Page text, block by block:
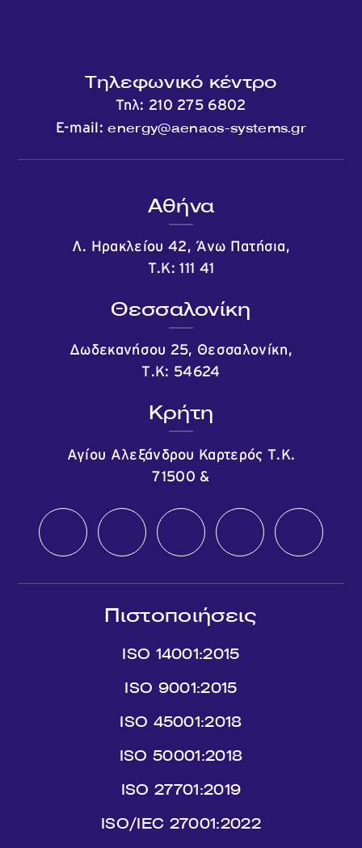
Τηλεφωνικό κέντρο
Τηλ: 210 275 6802
E-mail:energy@aenaos-systems.gr
Αθήνα
Λ. Ηρακλείου 42, Άνω Πατήσια,
Τ.Κ: 111 41
Θεσσαλονίκη
Δωδεκανήσου 25, Θεσσαλονίκη,
Τ.Κ: 54624
Κρήτη
Αγίου Αλεξάνδρου Καρτερός Τ.Κ.
71500 &
Πιστοποιήσεις
ISO 14001:2015
ISO 9001:2015
ISO 45001:2018
ISO 50001:2018
ISO 27701:2019
ISO/IEC 27001:2022